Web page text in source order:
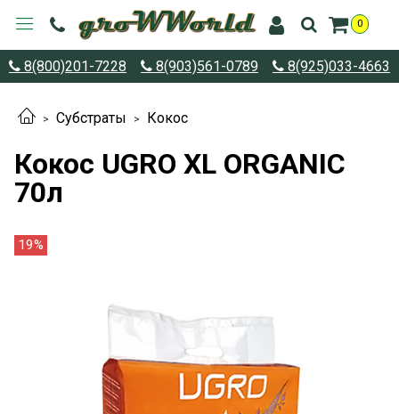
0
8(800)201-7228 8(903)561-0789 8(925)033-4663
Субстраты Кокос
Кокос UGRO XL ORGANIC
70л
19%